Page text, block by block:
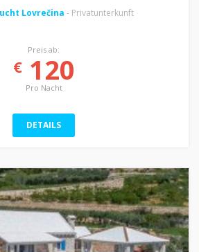
Lovrečina - Privatunterkunft
Preis ab:
€120
Pro Nacht
DETAILS